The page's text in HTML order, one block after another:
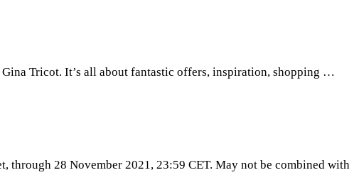
Tricot. It’s all about fantastic offers, inspiration, shopping …
28 November 2021, 23:59 CET. May not be combined with